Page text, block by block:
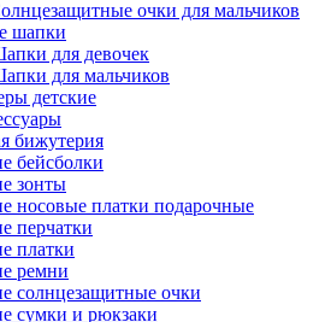
очки для мальчиков
шапки
для девочек
для мальчиков
детские
бижутерия
бейсболки
зонты
носовые платки подарочные
перчатки
платки
ремни
солнцезащитные очки
сумки и рюкзаки